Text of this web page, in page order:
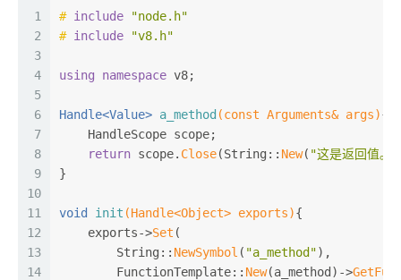
1
2
3
4
5
6
7
8
9
10
11
12
13
14
# include
"node.h"
# include "v8.h"
using namespace v8;
Handle<Value> a_method (const Arguments& args){
    HandleScope scope;
return scope. Close(String:: New( "这是返回值
}
void init (Handle<Object> exports){
    exports->
Set (
        String::
NewSymbol ( "a_method"),
        FunctionTemplate::
New(a_method)->